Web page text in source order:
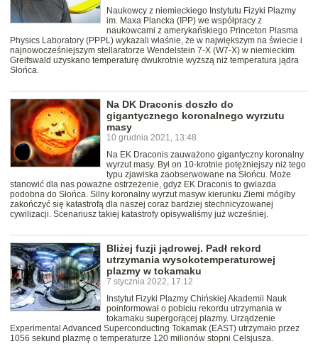
Naukowcy z niemieckiego Instytutu Fizyki Plazmy
im. Maxa Plancka (IPP) we współpracy z
naukowcami z amerykańskiego Princeton Plasma
Physics Laboratory (PPPL) wykazali właśnie, że w największym na świecie i
najnowocześniejszym stellaratorze Wendelstein 7-X (W7-X) w niemieckim
Greifswald uzyskano temperaturę dwukrotnie wyższą niż temperatura jądra
Słońca.
Na DK Draconis doszło do
gigantycznego koronalnego wyrzutu
masy
10 grudnia 2021, 13:48
Na EK Draconis zauważono gigantyczny koronalny
wyrzut masy. Był on 10-krotnie potężniejszy niż tego
typu zjawiska zaobserwowane na Słońcu. Może
stanowić dla nas poważne ostrzeżenie, gdyż EK Draconis to gwiazda
podobna do Słońca. Silny koronalny wyrzut masyw kierunku Ziemi mógłby
zakończyć się katastrofą dla naszej coraz bardziej stechnicyzowanej
cywilizacji. Scenariusz takiej katastrofy opisywaliśmy już wcześniej.
Bliżej fuzji jądrowej. Padł rekord
utrzymania wysokotemperaturowej
plazmy w tokamaku
7 stycznia 2022, 17:12
Instytut Fizyki Plazmy Chińskiej Akademii Nauk
poinformował o pobiciu rekordu utrzymania w
tokamaku supergorącej plazmy. Urządzenie
Experimental Advanced Superconducting Tokamak (EAST) utrzymało przez
1056 sekund plazmę o temperaturze 120 milionów stopni Celsjusza.